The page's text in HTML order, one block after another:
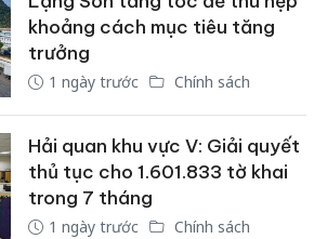
khoảng cách mục tiêu tăng
trưởng
1 ngày trước Chính sách
Hải quan khu vực V: Giải quyết
thủ tục cho 1.601.833 tờ khai
trong 7 tháng
1 ngày trước Chính sách